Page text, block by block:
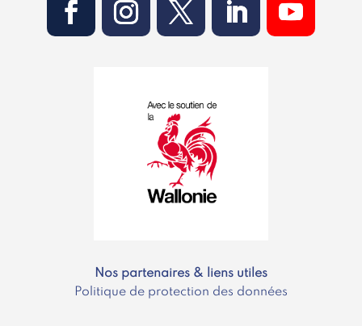
Nos partenaires & liens utiles
Politique de protection des données